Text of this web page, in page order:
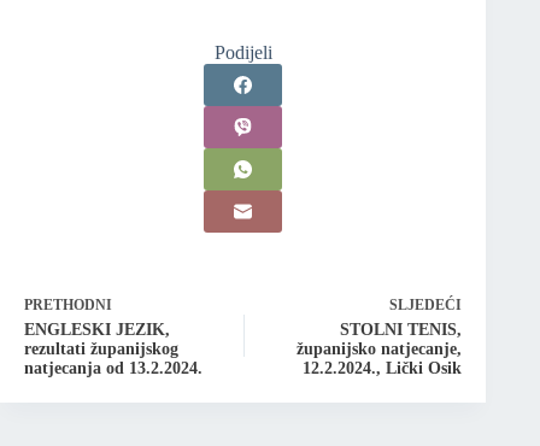
Podijeli
PRETHODNI
ENGLESKI JEZIK,
rezultati županijskog
natjecanja od 13.2.2024.
SLJEDEĆI
STOLNI TENIS,
županijsko natjecanje,
12.2.2024., Lički Osik